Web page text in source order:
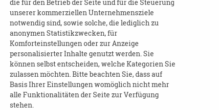
Kosten: 20,00€ (inkl. Kaffee und Kuchen)
Anmeldunginkl. Zahlung erforderlich bis zum
23.07.26 bei:
Selbstbestimmt Leben e.V.
Tel.: 0341-24330566,
E-Mail:info@sbl-leipzig.de
Website:https://demenzberatung-leipzig.de/
die für den Betrieb der Seite und für die Steuerung
unserer kommerziellen Unternehmensziele
notwendig sind, sowie solche, die lediglich zu
anonymen Statistikzwecken, für
Komforteinstellungen oder zur Anzeige
personalisierter Inhalte genutzt werden. Sie
können selbst entscheiden, welche Kategorien Sie
zulassen möchten. Bitte beachten Sie, dass auf
Basis Ihrer Einstellungen womöglich nicht mehr
alle Funktionalitäten der Seite zur Verfügung
stehen.